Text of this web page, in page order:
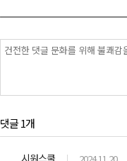
댓글 1개
시원스쿨